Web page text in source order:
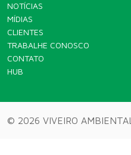
NOTÍCIAS
MÍDIAS
CLIENTES
TRABALHE CONOSCO
CONTATO
HUB
© 2026 VIVEIRO AMBIENTAL